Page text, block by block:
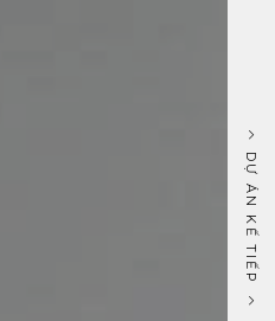
DỰ ÁN KẾ TIẾP